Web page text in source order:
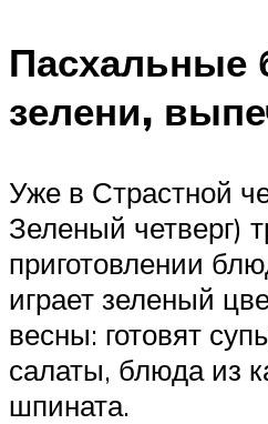
Пасхальные
зелени,
Уже в Страстной
Зеленый четверг)
приготовлении
играет зеленый
весны: готовят
салаты, блюда из
шпината.